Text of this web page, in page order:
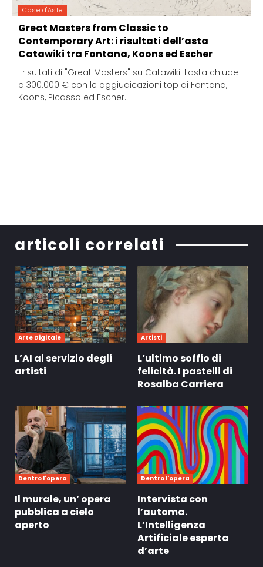
Case d'Aste
Great Masters from Classic to
Contemporary Art: i risultati dell’asta
Catawiki tra Fontana, Koons ed Escher
I risultati di "Great Masters" su Catawiki: l'asta chiude
a 300.000 € con le aggiudicazioni top di Fontana,
Koons, Picasso ed Escher.
articoli correlati
Arte Digitale
L’AI al servizio degli
artisti
Artisti
L’ultimo soffio di
felicità. I pastelli di
Rosalba Carriera
Dentro l'opera
Il murale, un’ opera
pubblica a cielo
aperto
Dentro l'opera
Intervista con
l’automa.
L’Intelligenza
Artificiale esperta
d’arte